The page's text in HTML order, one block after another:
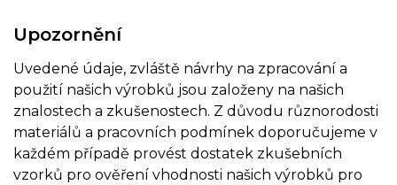
Upozornění
Uvedené údaje, zvláště návrhy na zpracování a
použití našich výrobků jsou založeny na našich
znalostech a zkušenostech. Z důvodu různorodosti
materiálů a pracovních podmínek doporučujeme v
každém případě provést dostatek zkušebních
vzorků pro ověření vhodnosti našich výrobků pro